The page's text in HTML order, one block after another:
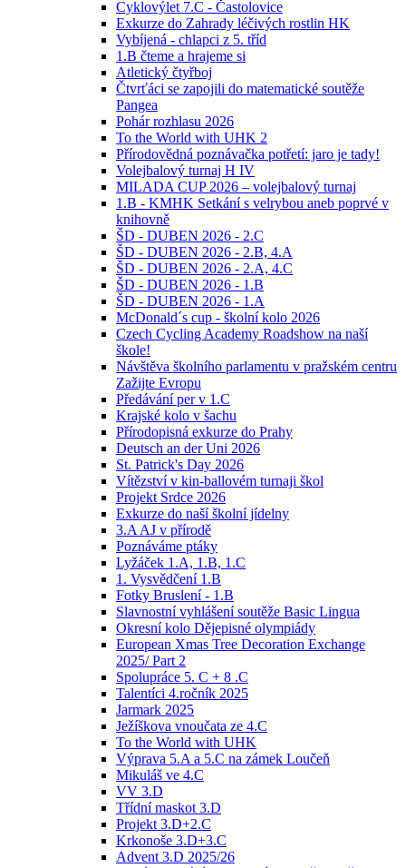
Cyklovýlet 7.C - Častolovice
Exkurze do Zahrady léčivých rostlin HK
Vybíjená - chlapci z 5. tříd
1.B čteme a hrajeme si
Atletický čtyřboj
Čtvrťáci se zapojili do matematické soutěže
Pangea
Pohár rozhlasu 2026
To the World with UHK 2
Přírodovědná poznávačka potřetí: jaro je tady!
Volejbalový turnaj H IV
MILADA CUP 2026 – volejbalový turnaj
1.B - KMHK Setkání s velrybou aneb poprvé v
knihovně
ŠD - DUBEN 2026 - 2.C
ŠD - DUBEN 2026 - 2.B, 4.A
ŠD - DUBEN 2026 - 2.A, 4.C
ŠD - DUBEN 2026 - 1.B
ŠD - DUBEN 2026 - 1.A
McDonald´s cup - školní kolo 2026
Czech Cycling Academy Roadshow na naší
škole!
Návštěva školního parlamentu v pražském centru
Zažijte Evropu
Předávání per v 1.C
Krajské kolo v šachu
Přírodopisná exkurze do Prahy
Deutsch an der Uni 2026
St. Patrick's Day 2026
Vítězství v kin-ballovém turnaji škol
Projekt Srdce 2026
Exkurze do naší školní jídelny
3.A AJ v přírodě
Poznáváme ptáky
Lyžáček 1.A, 1.B, 1.C
1. Vysvědčení 1.B
Fotky Bruslení - 1.B
Slavnostní vyhlášení soutěže Basic Lingua
Okresní kolo Dějepisné olympiády
European Xmas Tree Decoration Exchange
2025/ Part 2
Spolupráce 5. C + 8 .C
Talentíci 4.ročník 2025
Jarmark 2025
Ježíškova vnoučata ze 4.C
To the World with UHK
Výprava 5.A a 5.C na zámek Loučeň
Mikuláš ve 4.C
VV 3.D
Třídní maskot 3.D
Projekt 3.D+2.C
Krkonoše 3.D+3.C
Advent 3.D 2025/26